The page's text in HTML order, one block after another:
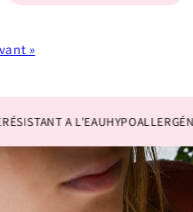
»
A L'EAU